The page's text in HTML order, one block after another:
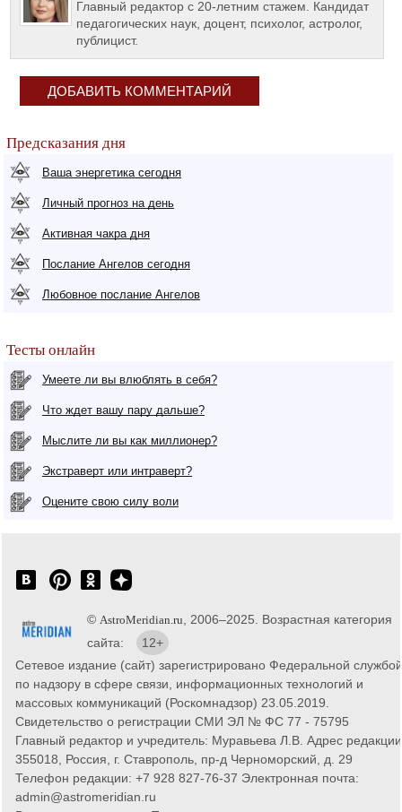
Главный редактор с 20-летним стажем. Кандидат
педагогических наук, доцент, психолог, астролог,
публицист.
ДОБАВИТЬ КОММЕНТАРИЙ
Предсказания дня
Ваша энергетика сегодня
Личный прогноз на день
Активная чакра дня
Послание Ангелов сегодня
Любовное послание Ангелов
Тесты онлайн
Умеете ли вы влюблять в себя?
Что ждет вашу пару дальше?
Мыслите ли вы как миллионер?
Экстраверт или интраверт?
Оцените свою силу воли
© AstroMeridian.ru , 2006–2025. Возрастная категория
сайта:
12+
Сетевое издание (сайт) зарегистрировано Федеральной службой
по надзору в сфере связи, информационных технологий и
массовых коммуникаций (Роскомнадзор) 23.05.2019.
Свидетельство о регистрации СМИ ЭЛ № ФС 77 - 75795
Главный редактор и учредитель: Муравьева Л.В. Адрес
355018, Россия, г. Ставрополь, пр-д Черноморский, д. 29
Телефон редакции: +7 928 827-76-37 Электронная почта:
admin@astromeridian.ru